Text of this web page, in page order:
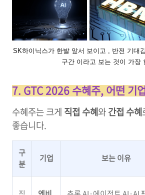
SK하이닉스가 한발 앞서 보이고 , 반전 기대
구간 이라고 보는 것이 가장
7. GTC 2026 수혜주, 어떤 기
수혜주는 크게 직접 수혜와간접 수혜
좋습니다.
구
분
기업 보는 이유